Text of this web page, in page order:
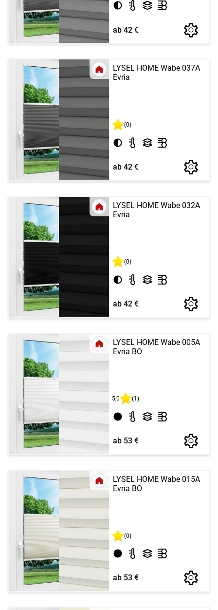
ab 42 €
LYSEL HOME Wabe 037A
Evria
(0)
ab 42 €
LYSEL HOME Wabe 032A
Evria
(0)
ab 42 €
LYSEL HOME Wabe 005A
Evria BO
5,0 (1)
ab 53 €
LYSEL HOME Wabe 015A
Evria BO
(0)
ab 53 €